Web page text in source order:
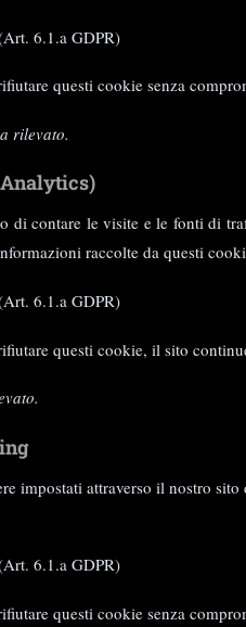
6.1.a GDPR)
questi cookie senza
rilevato.
di contare le visite e le fonti di
raccolte da questi
6.1.a GDPR)
questi cookie, il sito
impostati attraverso il nostro
6.1.a GDPR)
questi cookie senza